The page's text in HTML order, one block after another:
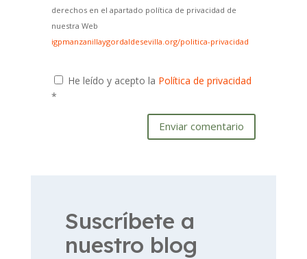
derechos en el apartado política de privacidad de
nuestra Web
igpmanzanillaygordaldesevilla.org/politica-privacidad
He leído y acepto la Política de privacidad
*
Enviar comentario
Suscríbete a
nuestro blog